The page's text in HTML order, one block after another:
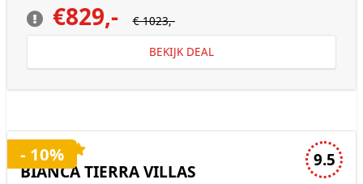
€829,- € 1023,-
BEKIJK DEAL
9.5
BIANCA TIERRA VILLAS
- 10%